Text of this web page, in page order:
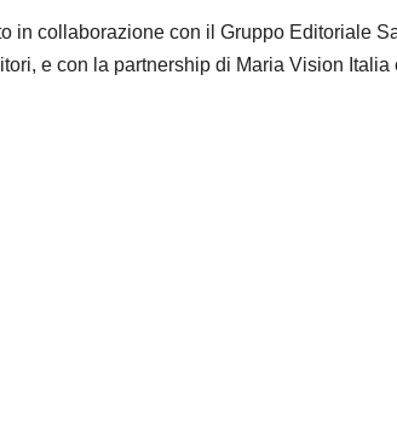
in collaborazione con il Gruppo Editoriale
e con la partnership di Maria Vision Italia